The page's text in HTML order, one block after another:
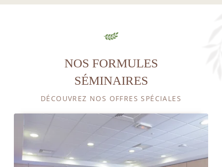
NOS FORMULES
SÉMINAIRES
DÉCOUVREZ NOS OFFRES SPÉCIALES